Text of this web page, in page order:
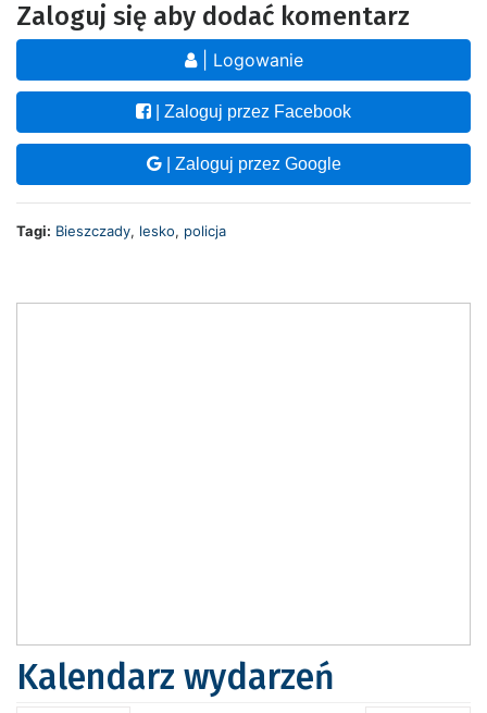
Zaloguj się aby dodać komentarz
| Logowanie
| Zaloguj przez Facebook
| Zaloguj przez Google
Tagi: Bieszczady, lesko, policja
Kalendarz wydarzeń